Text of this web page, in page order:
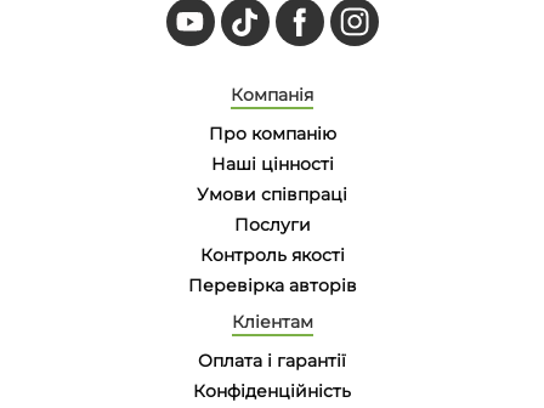
Компанія
Про компанію
Наші цінності
Умови співпраці
Послуги
Контроль якості
Перевірка авторів
Кліентам
Оплата і гарантії
Конфіденційність